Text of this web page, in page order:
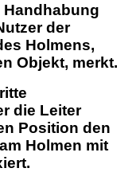
Handhabung
der
Holmens,
Objekt, merkt.
die Leiter
Position den
Holmen mit